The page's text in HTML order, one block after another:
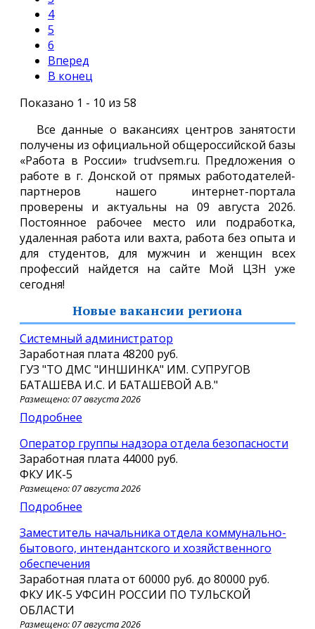
4
5
6
Вперед
В конец
Показано 1 - 10 из 58
Все данные о вакансиях центров занятости
получены из официальной общероссийской базы
«Работа в России» trudvsem.ru. Предложения о
работе в г. Донской от прямых работодателей-
партнеров нашего интернет-портала
проверены и актуальны на 09 августа 2026.
Постоянное рабочее место или подработка,
удаленная работа или вахта, работа без опыта и
для студентов, для мужчин и женщин всех
профессий найдется на сайте Мой ЦЗН уже
сегодня!
Новые вакансии региона
Системный администратор
Заработная плата 48200 руб.
ГУЗ "ТО ДМС "ИНШИНКА" ИМ. СУПРУГОВ
БАТАШЕВА И.С. И БАТАШЕВОЙ А.В."
Размещено: 07 августа 2026
Подробнее
Оператор группы надзора отдела безопасности
Заработная плата 44000 руб.
ФКУ ИК-5
Размещено: 07 августа 2026
Подробнее
Заместитель начальника отдела коммунально-
бытового, интендантского и хозяйственного
обеспечения
Заработная плата от 60000 руб. до 80000 руб.
ФКУ ИК-5 УФСИН РОССИИ ПО ТУЛЬСКОЙ
ОБЛАСТИ
Размещено: 07 августа 2026